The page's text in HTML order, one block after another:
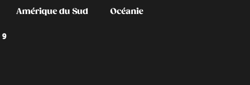
9
Amérique du Sud Océanie